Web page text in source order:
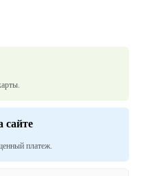
сайте
платеж.